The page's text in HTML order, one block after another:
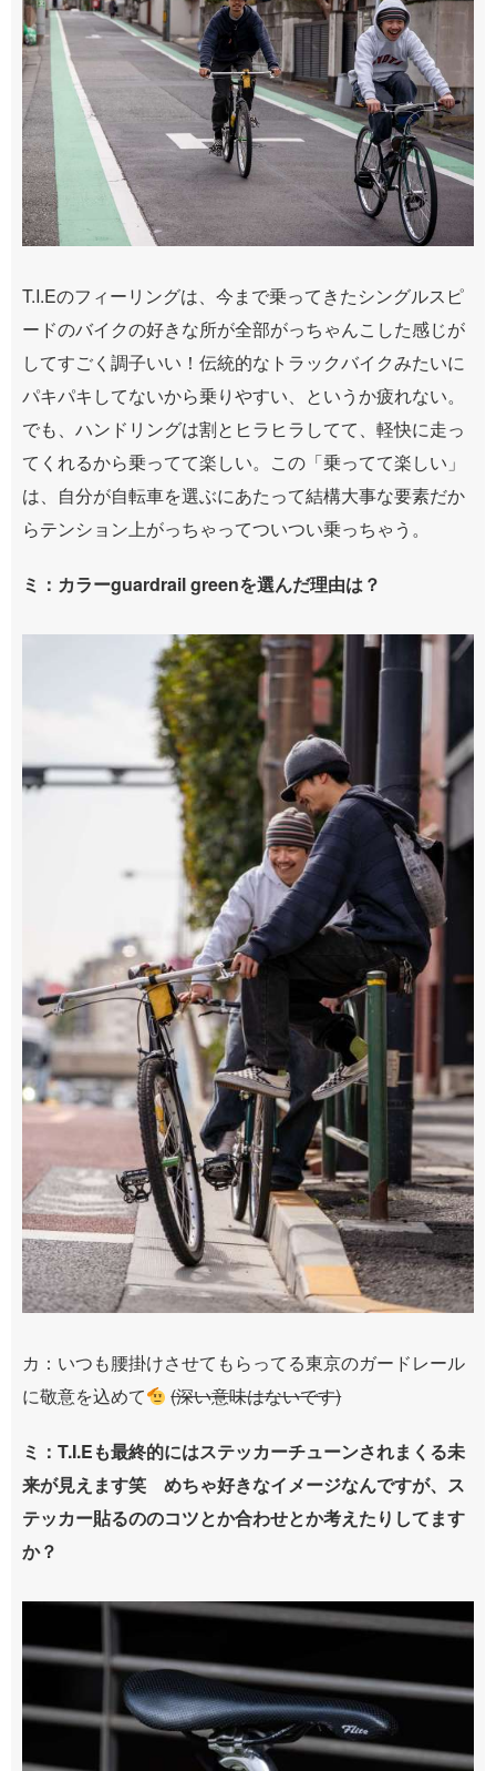
T.I.Eのフィーリングは、今まで乗ってきたシングルスピ
ードのバイクの好きな所が全部がっちゃんこした感じが
してすごく調子いい！伝統的なトラックバイクみたいに
パキパキしてないから乗りやすい、というか疲れない。
でも、ハンドリングは割とヒラヒラしてて、軽快に走っ
てくれるから乗ってて楽しい。この「乗ってて楽しい」
は、自分が自転車を選ぶにあたって結構大事な要素だか
らテンション上がっちゃってついつい乗っちゃう。
ミ：カラーguardrail greenを選んだ理由は？
カ：いつも腰掛けさせてもらってる東京のガードレール
に敬意を込めて
(深い意味はないです)
ミ：T.I.Eも最終的にはステッカーチューンされまくる未
来が見えます笑 めちゃ好きなイメージなんですが、ス
テッカー貼るののコツとか合わせとか考えたりしてます
か？